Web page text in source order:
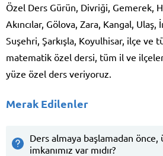
Özel Ders Gürün, Divriği, Gemerek,
Akıncılar, Gölova, Zara, Kangal, Ulaş,
Suşehri, Şarkışla, Koyulhisar, ilçe ve
matematik özel dersi, tüm il ve
yüze özel ders veriyoruz.
Merak Edilenler
Ders almaya başlamadan
imkanımız var mıdır?